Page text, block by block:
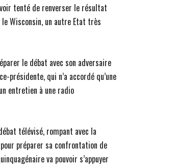
tenté de renverser le résultat
Wisconsin, un autre Etat très
le débat avec son adversaire
présidente, qui n’a accordé qu’une
entretien à une radio
télévisé, rompant avec la
préparer sa confrontation de
va pouvoir s’appuyer